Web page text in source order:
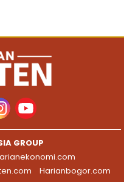
GROUP
Harianbogor.com